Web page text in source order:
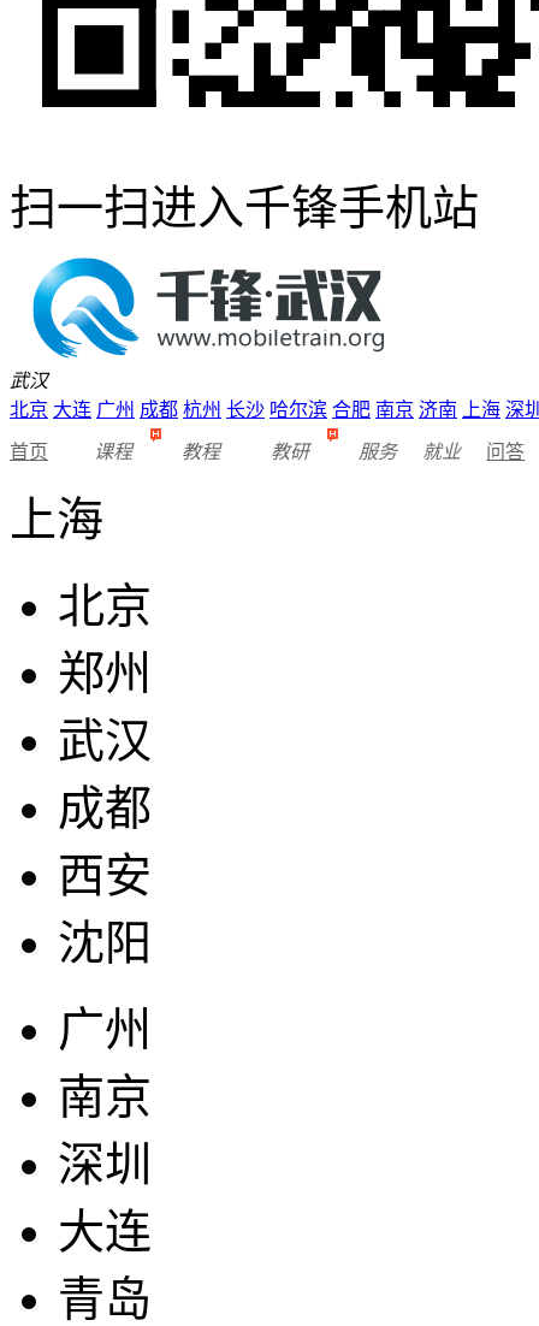
扫一扫进入千锋手机站
武汉
北京 大连 广州 成都 杭州 长沙 哈尔滨 合肥 南京 济南 上海 深
首页 课程 教程 教研 服务 就业 问答
上海
北京
郑州
武汉
成都
西安
沈阳
广州
南京
深圳
大连
青岛